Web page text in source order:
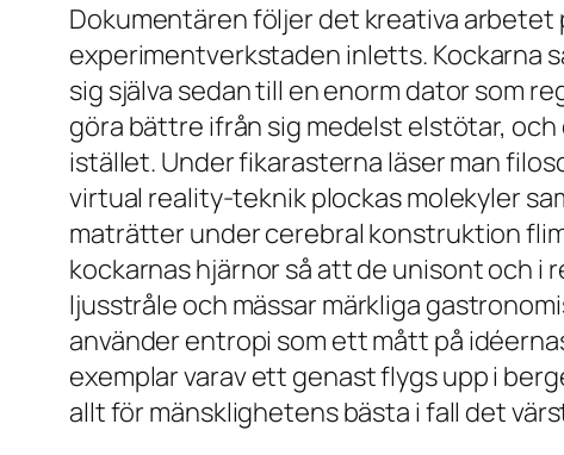
Dokumentären följer det kreativa arbetet
experimentverkstaden inletts. Kockarna
sig själva sedan till en enorm dator som
göra bättre ifrån sig medelst elstötar,
istället. Under fikarasterna läser man
virtual reality-teknik plockas molekyler
maträtter under cerebral konstruktion
kockarnas hjärnor så att de unisont och i
ljusstråle och mässar märkliga
använder entropi som ett mått på
exemplar varav ett genast flygs upp i
allt för mänsklighetens bästa i fall det